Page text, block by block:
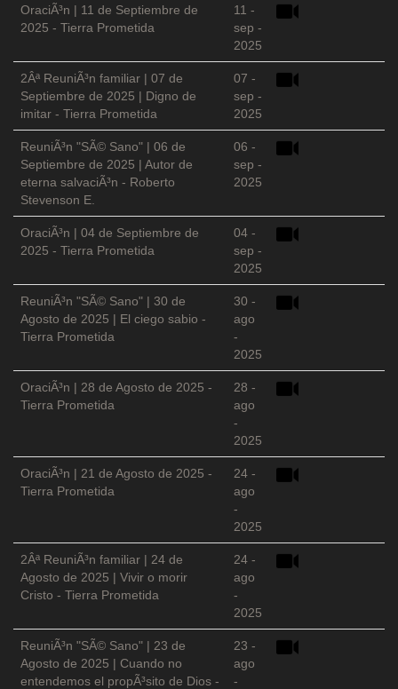
OraciÃ³n | 11 de Septiembre de
2025 - Tierra Prometida
11 -
sep -
2025
2Âª ReuniÃ³n familiar | 07 de
Septiembre de 2025 | Digno de
imitar - Tierra Prometida
07 -
sep -
2025
ReuniÃ³n "SÃ© Sano" | 06 de
Septiembre de 2025 | Autor de
eterna salvaciÃ³n - Roberto
Stevenson E.
06 -
sep -
2025
OraciÃ³n | 04 de Septiembre de
2025 - Tierra Prometida
04 -
sep -
2025
ReuniÃ³n "SÃ© Sano" | 30 de
Agosto de 2025 | El ciego sabio -
Tierra Prometida
30 -
ago
-
2025
OraciÃ³n | 28 de Agosto de 2025 -
Tierra Prometida
28 -
ago
-
2025
OraciÃ³n | 21 de Agosto de 2025 -
Tierra Prometida
24 -
ago
-
2025
2Âª ReuniÃ³n familiar | 24 de
Agosto de 2025 | Vivir o morir
Cristo - Tierra Prometida
24 -
ago
-
2025
ReuniÃ³n "SÃ© Sano" | 23 de
Agosto de 2025 | Cuando no
entendemos el propÃ³sito de Dios -
23 -
ago
-